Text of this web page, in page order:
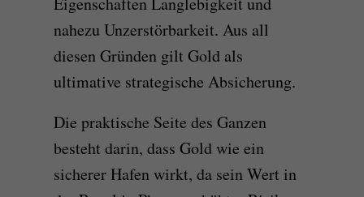
nahezu Unzerstörbarkeit. Aus all
diesen Gründen gilt Gold als
ultimative strategische Absicherung.
Die praktische Seite des Ganzen
besteht darin, dass Gold wie ein
sicherer Hafen wirkt, da sein Wert in